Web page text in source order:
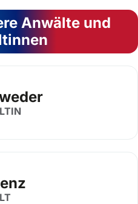
Anwälte und